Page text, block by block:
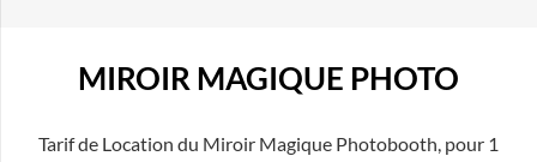
MIROIR MAGIQUE PHOTO
Tarif de Location du Miroir Magique Photobooth, pour 1